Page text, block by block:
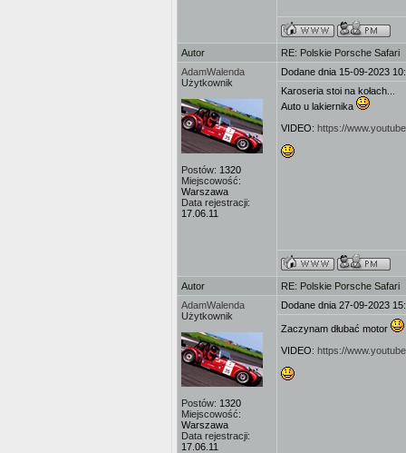
Autor
RE: Polskie Porsche Safari
AdamWalenda
Użytkownik
Postów: 1320
Miejscowość:
Warszawa
Data rejestracji:
17.06.11
Dodane dnia 15-09-2023
Karoseria stoi na kołach...
Auto u lakiernika
VIDEO: https://
Autor
RE: Polskie Porsche Safari
AdamWalenda
Użytkownik
Postów: 1320
Miejscowość:
Warszawa
Data rejestracji:
17.06.11
Dodane dnia 27-09-2023
Zaczynam dłubać motor
VIDEO: https://